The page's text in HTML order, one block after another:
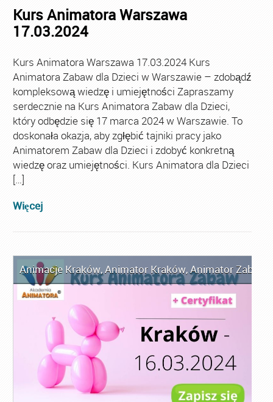
Kurs Animatora Warszawa
17.03.2024
Kurs Animatora Warszawa 17.03.2024 Kurs
Animatora Zabaw dla Dzieci w Warszawie – zdobądź
kompleksową wiedzę i umiejętności Zapraszamy
serdecznie na Kurs Animatora Zabaw dla Dzieci,
który odbędzie się 17 marca 2024 w Warszawie. To
doskonała okazja, aby zgłębić tajniki pracy jako
Animatorem Zabaw dla Dzieci i zdobyć konkretną
wiedzę oraz umiejętności. Kurs Animatora dla Dzieci
[…]
Więcej
Animacje Kraków,Animator Kraków, Animator Zabaw